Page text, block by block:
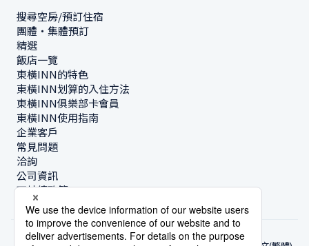
搜尋空房/預訂住宿
團體・集體預訂
精選
飯店一覽
東橫INN的特色
東橫INN划算的入住方法
東橫INN俱樂部卡會員
東橫INN使用指南
企業客戶
常見問題
洽詢
公司資訊
可持續政策